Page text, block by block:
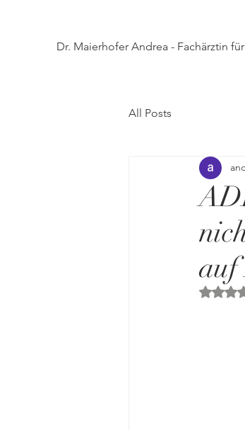
Dr. Maierhofer Andrea - Fachärztin
All Posts
auf